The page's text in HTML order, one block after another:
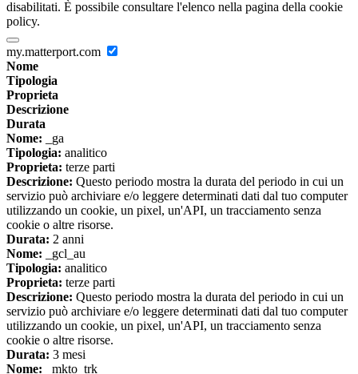
disabilitati. È possibile consultare l'elenco nella pagina della cookie
policy.
my.matterport.com
Nome
Tipologia
Proprieta
Descrizione
Durata
Nome: _ga
Tipologia: analitico
Proprieta: terze parti
Descrizione: Questo periodo mostra la durata del periodo in cui un
servizio può archiviare e/o leggere determinati dati dal tuo computer
utilizzando un cookie, un pixel, un'API, un tracciamento senza
cookie o altre risorse.
Durata: 2 anni
Nome: _gcl_au
Tipologia: analitico
Proprieta: terze parti
Descrizione: Questo periodo mostra la durata del periodo in cui un
servizio può archiviare e/o leggere determinati dati dal tuo computer
utilizzando un cookie, un pixel, un'API, un tracciamento senza
cookie o altre risorse.
Durata: 3 mesi
Nome: _mkto_trk